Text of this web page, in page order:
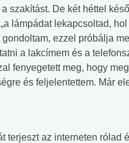
szakítást. De két héttel
lámpádat lekapcsoltad, hol
ezzel próbálja
a lakcímem és a
fenyegetett meg, hogy
és feljelentettem. Már
terjeszt az interneten rólad